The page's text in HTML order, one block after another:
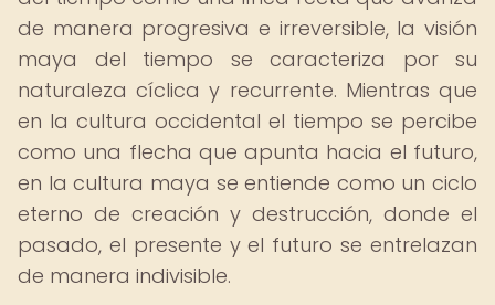
de manera progresiva e irreversible, la visión
maya del tiempo se caracteriza por su
naturaleza cíclica y recurrente. Mientras que
en la cultura occidental el tiempo se percibe
como una flecha que apunta hacia el futuro,
en la cultura maya se entiende como un ciclo
eterno de creación y destrucción, donde el
pasado, el presente y el futuro se entrelazan
de manera indivisible.